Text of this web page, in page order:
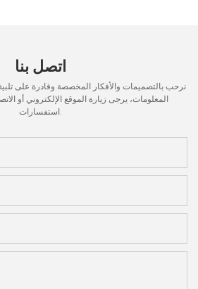
اتصل بنا
نرحب بالتصميمات والأفكار المخصصة وقادرة على
المعلومات، يرجى زيارة الموقع الإلكتروني أو
استفسارات.